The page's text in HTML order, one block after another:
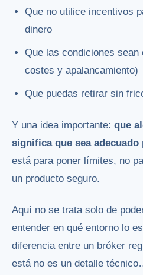
Que no utilice incentivos
dinero
Que las condiciones
costes y apalancamiento)
Que puedas retirar sin
Y una idea importante: que
significa que sea adecuado
está para poner límites, no
un producto seguro.
Aquí no se trata solo de
entender en qué entorno lo
diferencia entre un bróker
está no es un detalle